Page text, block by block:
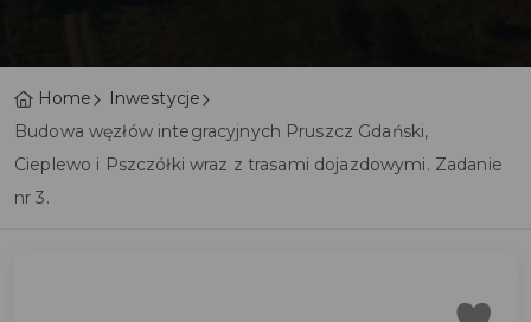
Home
Inwestycje
Budowa węzłów integracyjnych Pruszcz Gdański,
Cieplewo i Pszczółki wraz z trasami dojazdowymi. Zadanie
nr 3.